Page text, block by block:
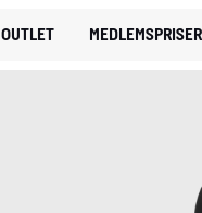
OUTLET MEDLEMSPRISER